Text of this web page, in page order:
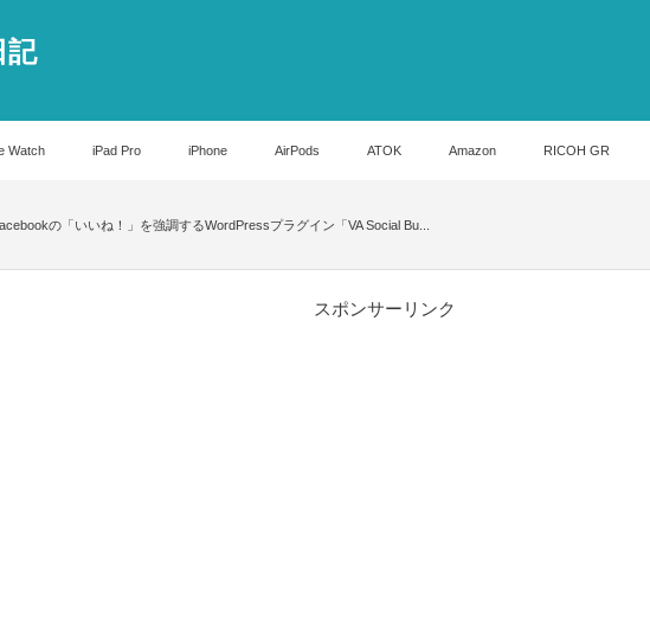
記
Watch iPad Pro iPhone AirPods ATOK Amazon RICOH GR
の「いいね！」を強調するWordPressプラグイン「VA Social Bu...
スポンサーリンク